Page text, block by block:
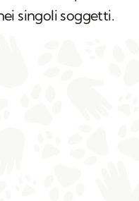
singoli soggetti.